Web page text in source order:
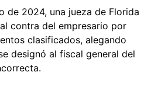
de 2024, una jueza de Florida
contra del empresario por
clasificados, alegando
designó al fiscal general del